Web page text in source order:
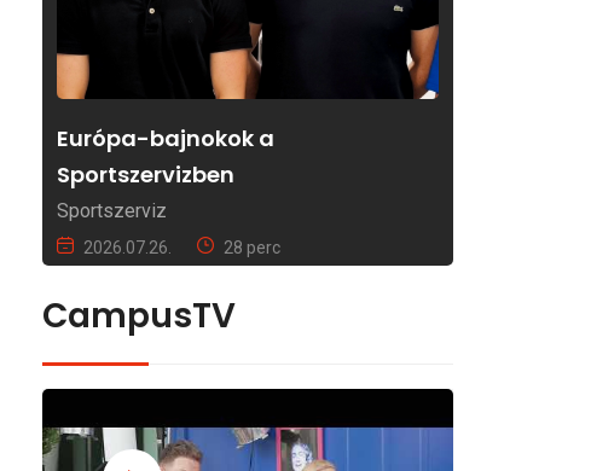
Európa-bajnokok a
Sportszervizben
Sportszerviz
2026.07.26. 28 perc
CampusTV